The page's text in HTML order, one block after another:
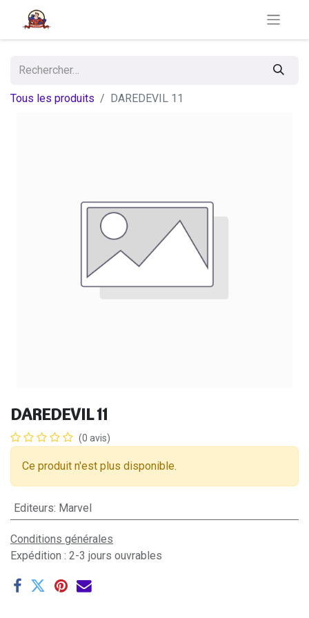
Tous les produits DAREDEVIL 11
DAREDEVIL 11
(0 avis)
Ce produit n'est plus disponible.
Editeurs: Marvel
Conditions générales
Expédition : 2-3 jours ouvrables